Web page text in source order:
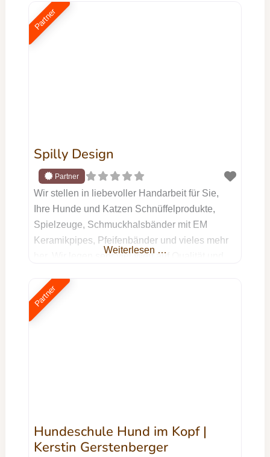
unterstützen, ein echtes Team zu werden:
durch gegenseitiges Verstehen, klare
Kommunikation auf Augenhöhe und jede
Partner
Spilly Design
Wir stellen in liebevoller Handarbeit für Sie,
Ihre Hunde und Katzen Schnüffelprodukte,
Spielzeuge, Schmuckhalsbänder mit EM
Keramikpipes, Pfeifenbänder und vieles mehr
her. Wir legen sehr viel Wert auf Qualität und
Materialen. Jetzt Kontakt aufnehmen Dein
Name Deine E-Mail-Adresse Betreff Deine
Nachricht (optional) Ich willige ein, dass die
Weiterlesen …
Partner
Hundeschule Hund im Kopf |
Kerstin Gerstenberger